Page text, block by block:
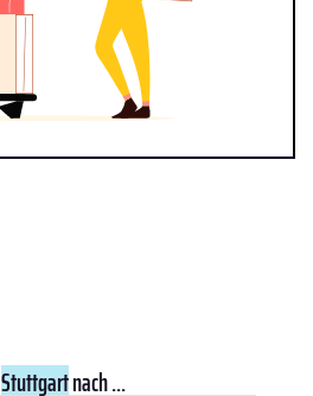
Stuttgartnach ...